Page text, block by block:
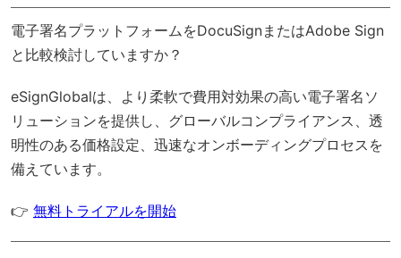
電子署名プラットフォームをDocuSignまたはAdobe Sign
と比較検討していますか？
eSignGlobalは、より柔軟で費用対効果の高い電子署名ソ
リューションを提供し、 グローバルコンプライアンス 、透
明性のある価格設定、迅速なオンボーディングプロセスを
備えています。
👉 無料トライアルを開始